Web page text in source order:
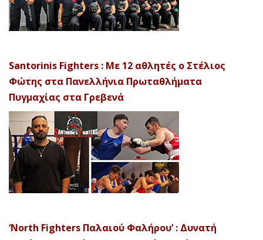
Santorinis Fighters : Με 12 αθλητές ο Στέλιος
Φώτης στα Πανελλήνια Πρωταθλήματα
Πυγμαχίας στα Γρεβενά
‘North Fighters Παλαιού Φαλήρου’ : Δυνατή